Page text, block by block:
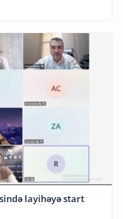
layihəyə start